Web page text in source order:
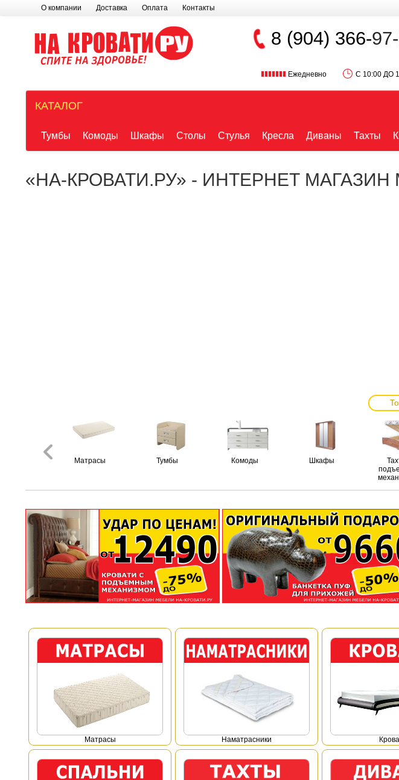
О компании Доставка Оплата Контакты
8 (904) 366-
Ежедневно С 10:00 ДО
КАТАЛОГ
Тумбы Комоды Шкафы Столы Стулья Кресла Диваны Тахты
«НА-КРОВАТИ.РУ» - ИНТЕРНЕТ МАГАЗИН
Матрасы Тумбы Комоды Шкафы
Mатрасы Наматрасники